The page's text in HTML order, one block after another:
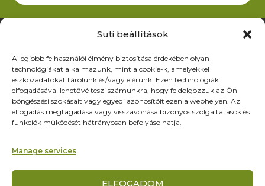
Süti beállítások
A legjobb felhasználói élmény biztosítása érdekében olyan
technológiákat alkalmazunk, mint a cookie-k, amelyekkel
eszközadatokat tárolunk és/vagy elérünk. Ezen technológiák
elfogadásával lehetővé teszi számunkra, hogy feldolgozzuk az Ön
böngészési szokásait vagy egyedi azonosítóit ezen a webhelyen. Az
elfogadás megtagadása vagy visszavonása bizonyos szolgáltatások és
funkciók működését hátrányosan befolyásolhatja.
Manage services
ELFOGADOM
6200 Kiskőrös, Dózsa Gy. út 52.
Nyitvatartás
Hétfő-Péntek: 9:00-17:00
SZ–V: ZÁRVA
Oldalak
Termékek
Referenciák
Partnereknek